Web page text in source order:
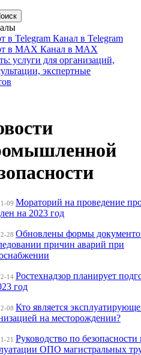
Канал в Telegram
Канал в MAX
09 Мораторий на проведение
на 2023 год
28 Обновлены формы
причин аварий при
14 Ростехнадзор планирует
год
08 Кто является
на месторождении?
21 Руководство по безопасности
ОПО магистральных